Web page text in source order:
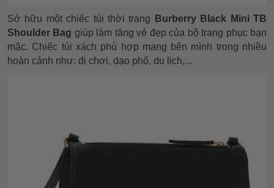
Sở hữu một chiếc túi thời trang
Burberry Black Mini TB
Shoulder Bag giúp làm tăng vẻ đẹp của bộ trang phục bạn
mặc. Chiếc túi xách phù hợp mang bên mình trong nhiều
hoàn cảnh như: đi chơi, dạo phố, du lịch,...